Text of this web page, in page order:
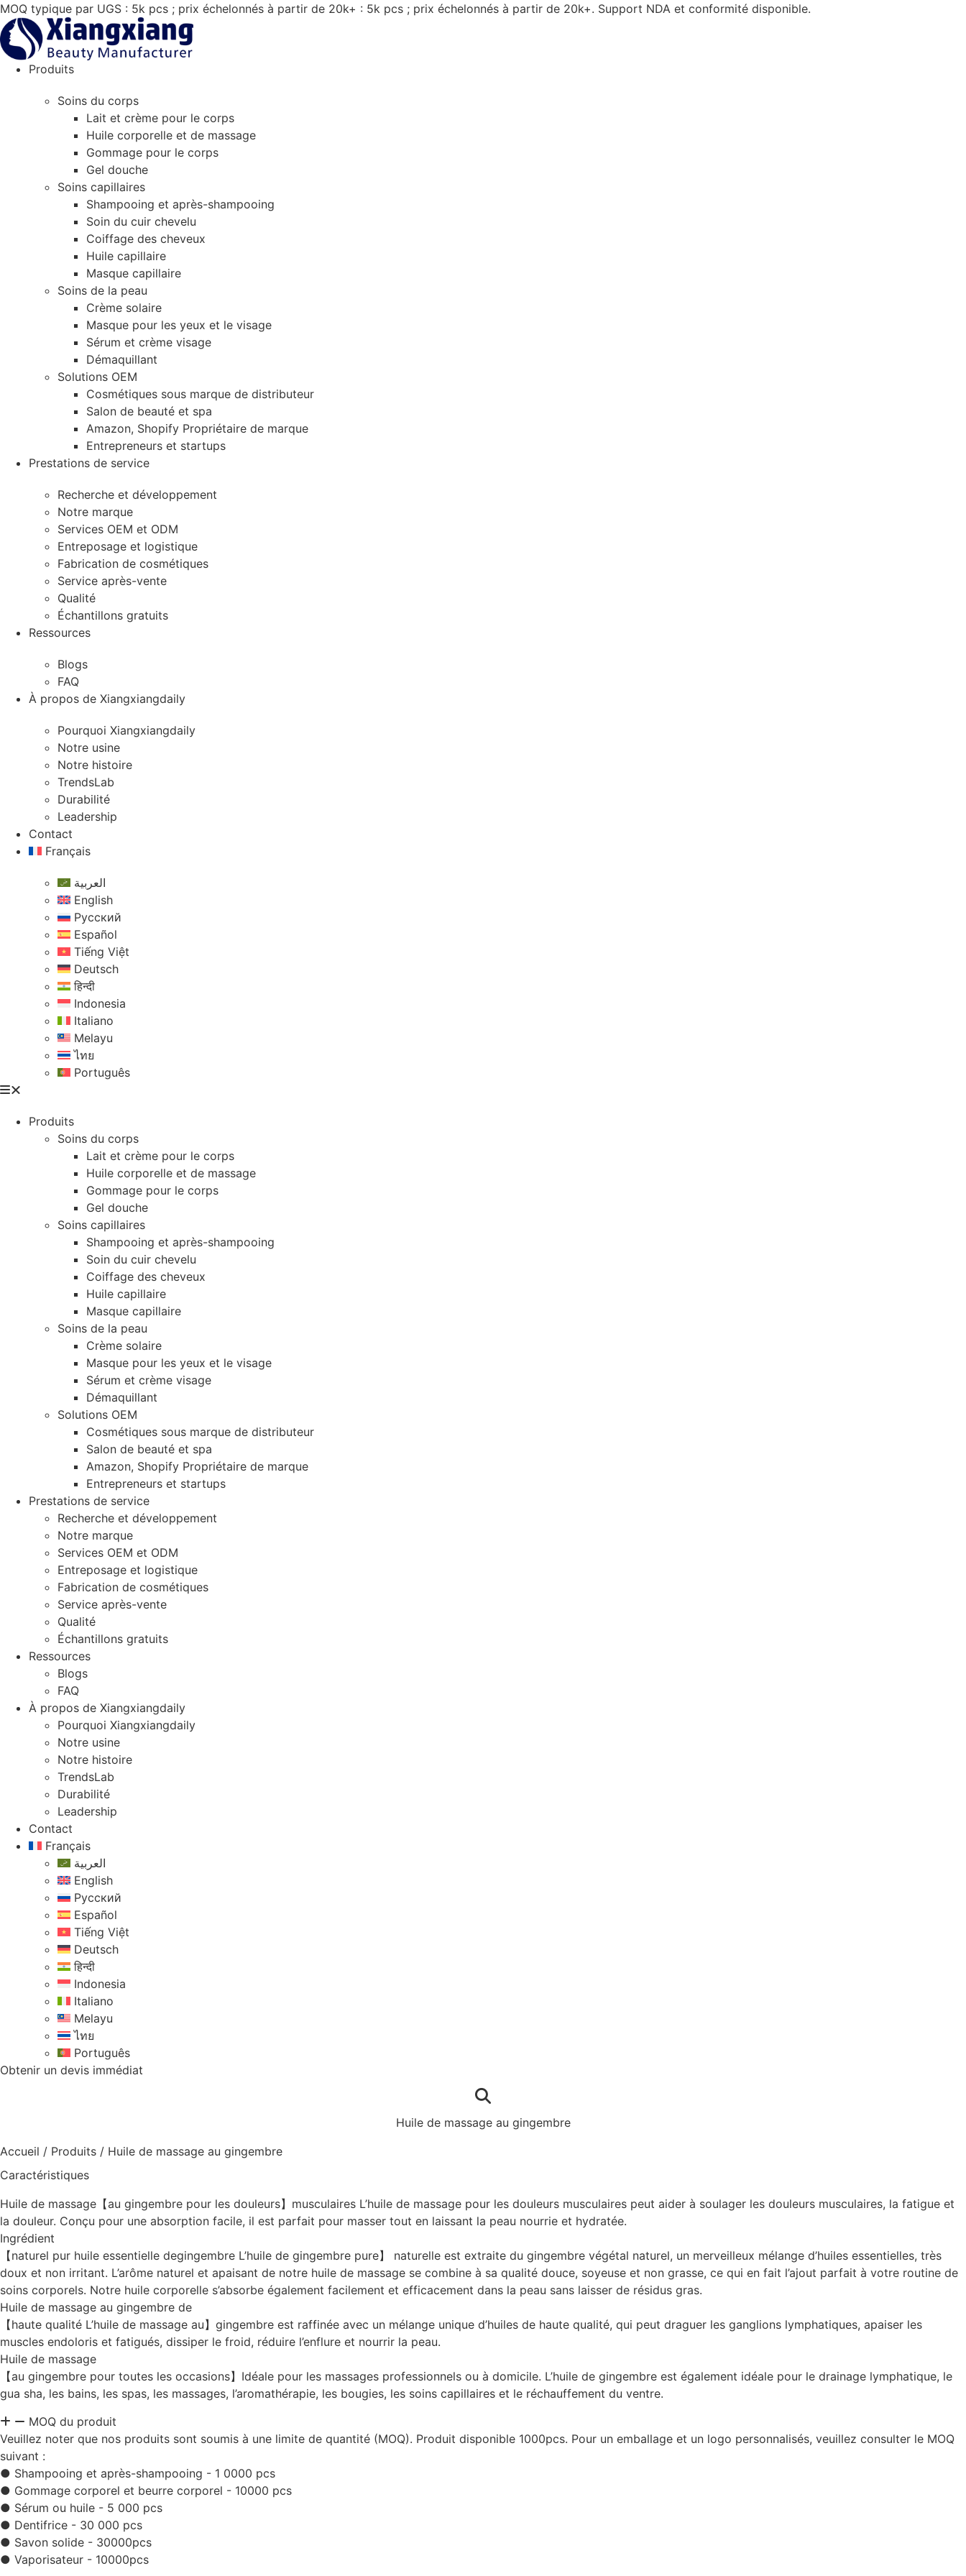
Aller
au
contenu
MOQ typique par UGS : 5k pcs ; prix échelonnés à partir de 20k+ : 5k pcs ; prix échelonnés à partir de 20k+. Support NDA et conformité disponible.
Produits
Soins du corps
Lait et crème pour le corps
Huile corporelle et de massage
Gommage pour le corps
Gel douche
Soins capillaires
Shampooing et après-shampooing
Soin du cuir chevelu
Coiffage des cheveux
Huile capillaire
Masque capillaire
Soins de la peau
Crème solaire
Masque pour les yeux et le visage
Sérum et crème visage
Démaquillant
Solutions OEM
Cosmétiques sous marque de distributeur
Salon de beauté et spa
Amazon, Shopify Propriétaire de marque
Entrepreneurs et startups
Prestations de service
Recherche et développement
Notre marque
Services OEM et ODM
Entreposage et logistique
Fabrication de cosmétiques
Service après-vente
Qualité
Échantillons gratuits
Ressources
Blogs
FAQ
À propos de Xiangxiangdaily
Pourquoi Xiangxiangdaily
Notre usine
Notre histoire
TrendsLab
Durabilité
Leadership
Contact
Français
العربية
English
Русский
Español
Tiếng Việt
Deutsch
हिन्दी
Indonesia
Italiano
Melayu
ไทย
Português
Produits
Soins du corps
Lait et crème pour le corps
Huile corporelle et de massage
Gommage pour le corps
Gel douche
Soins capillaires
Shampooing et après-shampooing
Soin du cuir chevelu
Coiffage des cheveux
Huile capillaire
Masque capillaire
Soins de la peau
Crème solaire
Masque pour les yeux et le visage
Sérum et crème visage
Démaquillant
Solutions OEM
Cosmétiques sous marque de distributeur
Salon de beauté et spa
Amazon, Shopify Propriétaire de marque
Entrepreneurs et startups
Prestations de service
Recherche et développement
Notre marque
Services OEM et ODM
Entreposage et logistique
Fabrication de cosmétiques
Service après-vente
Qualité
Échantillons gratuits
Ressources
Blogs
FAQ
À propos de Xiangxiangdaily
Pourquoi Xiangxiangdaily
Notre usine
Notre histoire
TrendsLab
Durabilité
Leadership
Contact
Français
العربية
English
Русский
Español
Tiếng Việt
Deutsch
हिन्दी
Indonesia
Italiano
Melayu
ไทย
Português
Obtenir un devis immédiat
Huile de massage au gingembre
Accueil / Produits / Huile de massage au gingembre
Caractéristiques
Huile de massage【au gingembre pour les douleurs】musculaires L’huile de massage pour les douleurs musculaires peut aider à soulager les douleurs musculaires, la fatigue et
la douleur. Conçu pour une absorption facile, il est parfait pour masser tout en laissant la peau nourrie et hydratée.
Ingrédient
【naturel pur huile essentielle degingembre L’huile de gingembre pure】 naturelle est extraite du gingembre végétal naturel, un merveilleux mélange d’huiles essentielles, très
doux et non irritant. L’arôme naturel et apaisant de notre huile de massage se combine à sa qualité douce, soyeuse et non grasse, ce qui en fait l’ajout parfait à votre routine de
soins corporels. Notre huile corporelle s’absorbe également facilement et efficacement dans la peau sans laisser de résidus gras.
Huile de massage au gingembre de
【haute qualité L’huile de massage au】gingembre est raffinée avec un mélange unique d’huiles de haute qualité, qui peut draguer les ganglions lymphatiques, apaiser les
muscles endoloris et fatigués, dissiper le froid, réduire l’enflure et nourrir la peau.
Huile de massage
【au gingembre pour toutes les occasions】Idéale pour les massages professionnels ou à domicile. L’huile de gingembre est également idéale pour le drainage lymphatique, le
gua sha, les bains, les spas, les massages, l’aromathérapie, les bougies, les soins capillaires et le réchauffement du ventre.
MOQ du produit
Veuillez noter que nos produits sont soumis à une limite de quantité (MOQ). Produit disponible 1000pcs. Pour un emballage et un logo personnalisés, veuillez consulter le MOQ
suivant :
● Shampooing et après-shampooing - 1 0000 pcs
● Gommage corporel et beurre corporel - 10000 pcs
● Sérum ou huile - 5 000 pcs
● Dentifrice - 30 000 pcs
● Savon solide - 30000pcs
● Vaporisateur - 10000pcs